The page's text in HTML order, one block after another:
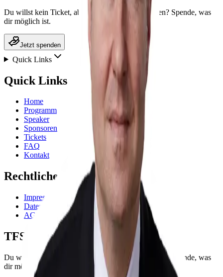
Du willst kein Ticket, aber das Festival unterstützen? Spende, was
dir möglich ist.
Jetzt spenden
Quick Links
Quick Links
Home
Programm
Speaker
Sponsoren
Tickets
FAQ
Kontakt
Rechtliches
Impressum
Datenschutzerklärung
AGB
TFS unterstützen
Du willst kein Ticket, aber das Festival unterstützen? Spende, was
dir möglich ist.